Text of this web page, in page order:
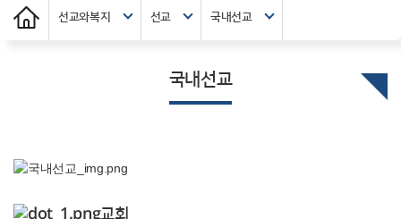
선교와복지 선교 국내선교
국내선교
교회